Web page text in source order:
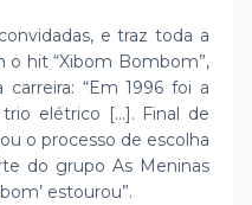
e traz toda a
o hit “Xibom Bombom”,
“Em 1996 foi a
elétrico [...]. Final de
o processo de escolha
do grupo As Meninas
estourou”.